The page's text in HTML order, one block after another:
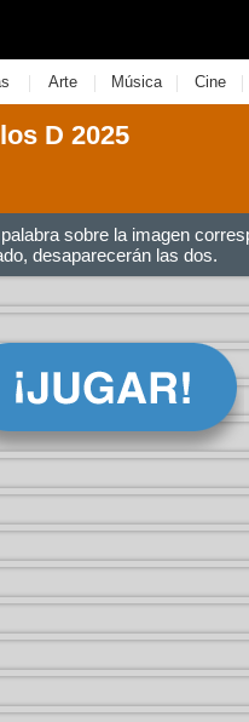
| Arte | Música | Cine |
D 2025
sobre la imagen
desaparecerán las dos.